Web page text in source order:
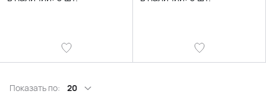
Показать по: 20